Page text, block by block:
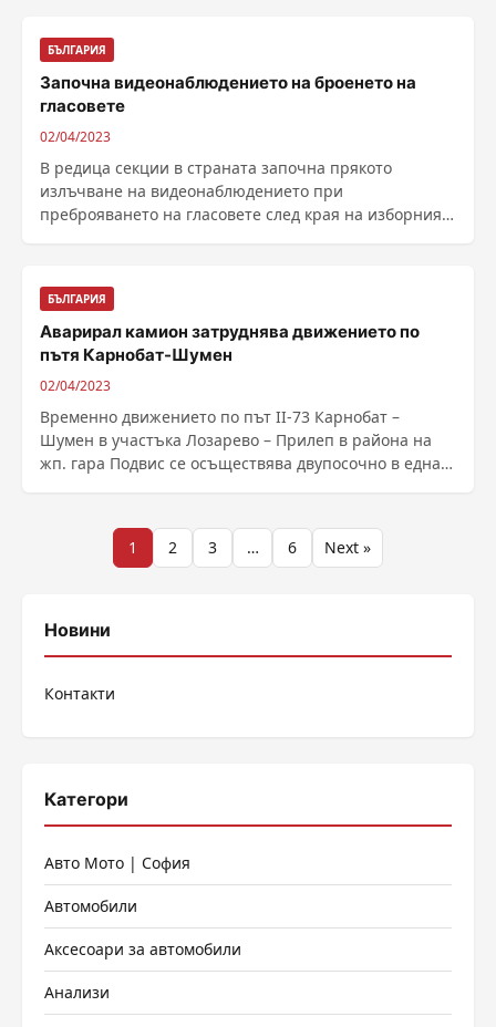
БЪЛГАРИЯ
Започна видеонаблюдението на броенето на
гласовете
02/04/2023
В редица секции в страната започна прякото
излъчване на видеонаблюдението при
преброяването на гласовете след края на изборния
БЪЛГАРИЯ
Аварирал камион затруднява движението по
пътя Карнобат-Шумен
02/04/2023
Временно движението по път II-73 Карнобат –
Шумен в участъка Лозарево – Прилеп в района на
жп. гара Подвис се осъществява двупосочно в една
Разделяне
публикациите
1 2 3 … 6 Next »
Новини
Контакти
Категори
Авто Мото | София
Автомобили
Аксесоари за автомобили
Анализи